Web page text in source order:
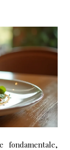
fondamentale,